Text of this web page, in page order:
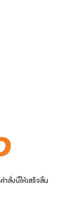
สั่งนี้ให้เสร็จสิ้น